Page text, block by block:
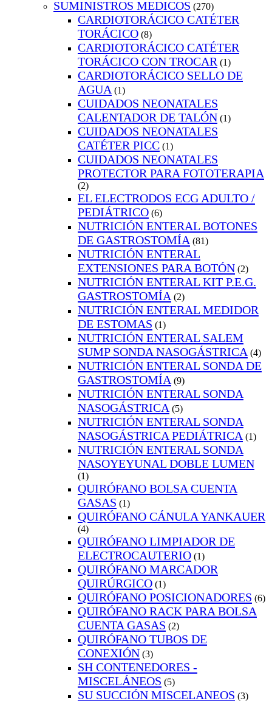
SUMINISTROS MEDICOS (270)
CARDIOTORÁCICO CATÉTER
TORÁCICO (8)
CARDIOTORÁCICO CATÉTER
TORÁCICO CON TROCAR (1)
CARDIOTORÁCICO SELLO DE
AGUA (1)
CUIDADOS NEONATALES
CALENTADOR DE TALÓN (1)
CUIDADOS NEONATALES
CATÉTER PICC (1)
CUIDADOS NEONATALES
PROTECTOR PARA FOTOTERAPIA
(2)
EL ELECTRODOS ECG ADULTO /
PEDIÁTRICO (6)
NUTRICIÓN ENTERAL BOTONES
DE GASTROSTOMÍA (81)
NUTRICIÓN ENTERAL
EXTENSIONES PARA BOTÓN (2)
NUTRICIÓN ENTERAL KIT P.E.G.
GASTROSTOMÍA (2)
NUTRICIÓN ENTERAL MEDIDOR
DE ESTOMAS (1)
NUTRICIÓN ENTERAL SALEM
SUMP SONDA NASOGÁSTRICA (4)
NUTRICIÓN ENTERAL SONDA DE
GASTROSTOMÍA (9)
NUTRICIÓN ENTERAL SONDA
NASOGÁSTRICA (5)
NUTRICIÓN ENTERAL SONDA
NASOGÁSTRICA PEDIÁTRICA (1)
NUTRICIÓN ENTERAL SONDA
NASOYEYUNAL DOBLE LUMEN
(1)
QUIRÓFANO BOLSA CUENTA
GASAS (1)
QUIRÓFANO CÁNULA YANKAUER
(4)
QUIRÓFANO LIMPIADOR DE
ELECTROCAUTERIO (1)
QUIRÓFANO MARCADOR
QUIRÚRGICO (1)
QUIRÓFANO POSICIONADORES (6)
QUIRÓFANO RACK PARA BOLSA
CUENTA GASAS (2)
QUIRÓFANO TUBOS DE
CONEXIÓN (3)
SH CONTENEDORES -
MISCELÁNEOS (5)
SU SUCCIÓN MISCELANEOS (3)